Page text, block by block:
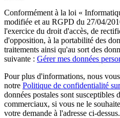
Conformément à la loi «
modifiée et au RGPD du 27/04/
l'exercice du droit d'accès, de
d'opposition, à la portabilité des
traitements ainsi qu'au sort des
suivante : Gérer mes données
Pour plus d'informations, nous
notre Politique de confidentialité
données postales sont susceptibles
commerciaux, si vous ne le
votre demande à l'adresse ci-dessus.